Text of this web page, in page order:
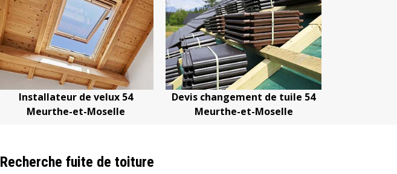
Installateur de velux 54
Meurthe-et-Moselle
Devis changement de tuile 54
Meurthe-et-Moselle
Recherche fuite de toiture